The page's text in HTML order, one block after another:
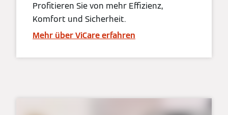
Profitieren Sie von mehr Effizienz,
Komfort und Sicherheit.
Mehr über ViCare erfahren